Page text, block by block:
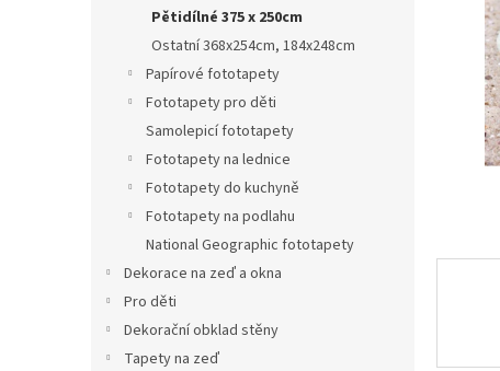
Pětidílné 375 x 250cm
Ostatní 368x254cm, 184x248cm
Papírové fototapety
Fototapety pro děti
Samolepicí fototapety
Fototapety na lednice
Fototapety do kuchyně
Fototapety na podlahu
National Geographic fototapety
Dekorace na zeď a okna
Pro děti
Dekorační obklad stěny
Tapety na zeď